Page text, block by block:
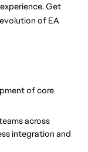
Get
of EA
of core
across
integration and